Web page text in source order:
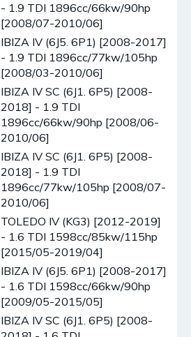
- 1.9 TDI 1896cc/66kw/90hp
[2008/07-2010/06]
IBIZA IV (6J5. 6P1) [2008-2017]
- 1.9 TDI 1896cc/77kw/105hp
[2008/03-2010/06]
IBIZA IV SC (6J1. 6P5) [2008-
2018] - 1.9 TDI
1896cc/66kw/90hp [2008/06-
2010/06]
IBIZA IV SC (6J1. 6P5) [2008-
2018] - 1.9 TDI
1896cc/77kw/105hp [2008/07-
2010/06]
TOLEDO IV (KG3) [2012-2019]
- 1.6 TDI 1598cc/85kw/115hp
[2015/05-2019/04]
IBIZA IV (6J5. 6P1) [2008-2017]
- 1.6 TDI 1598cc/66kw/90hp
[2009/05-2015/05]
IBIZA IV SC (6J1. 6P5) [2008-